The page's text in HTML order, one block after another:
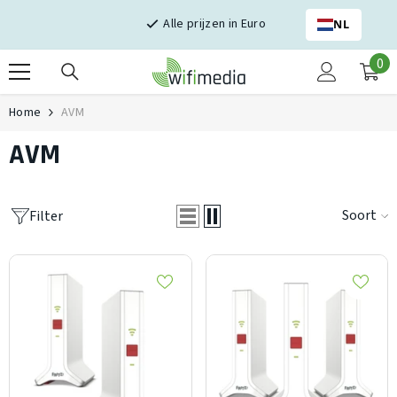
Alle prijzen in Euro NL
0
0
Home AVM
AVM
Filter Soort